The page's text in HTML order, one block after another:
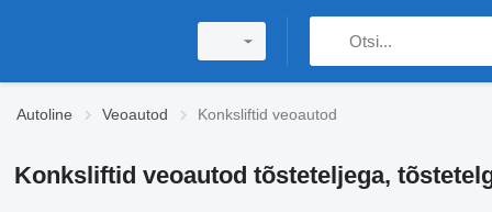
Autoline Veoautod Konksliftid veoautod
Konksliftid veoautod tõsteteljega,